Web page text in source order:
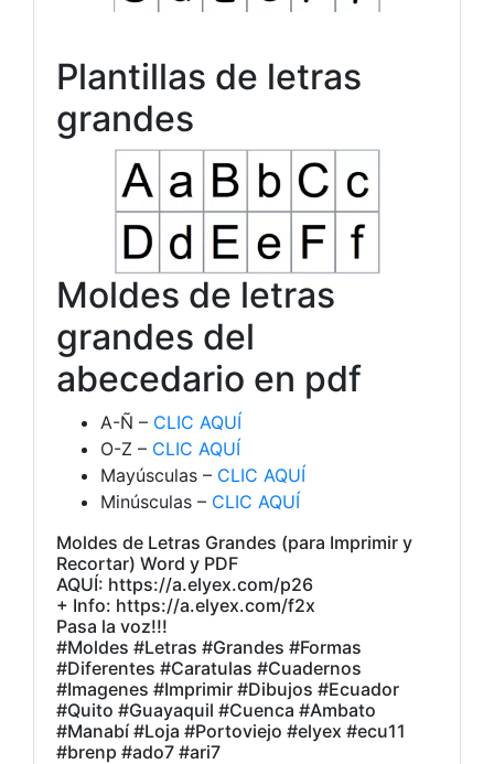
Plantillas de letras
grandes
Moldes de letras
grandes del
abecedario en pdf
A-Ñ – CLIC AQUÍ
O-Z – CLIC AQUÍ
Mayúsculas – CLIC AQUÍ
Minúsculas – CLIC AQUÍ
Moldes de Letras Grandes (para Imprimir y
Recortar) Word y PDF
AQUÍ: https://a.elyex.com/p26
+ Info: https://a.elyex.com/f2x
Pasa la voz!!!
#Moldes #Letras #Grandes #Formas
#Diferentes #Caratulas #Cuadernos
#Imagenes #Imprimir #Dibujos #Ecuador
#Quito #Guayaquil #Cuenca #Ambato
#Manabí #Loja #Portoviejo #elyex #ecu11
#brenp #ado7 #ari7